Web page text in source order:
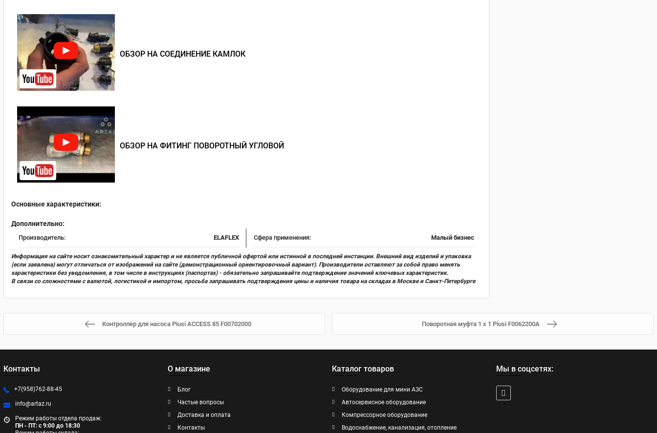
ОБЗОР НА СОЕДИНЕНИЕ КАМЛОК
ОБЗОР НА ФИТИНГ ПОВОРОТНЫЙ УГЛОВОЙ
Основные характеристики:
Дополнительно:
Производитель: ELAFLEX Сфера применения: Малый бизнес
Информация на сайте носит ознакомительный характер и не является публичной офертой или истинной в последней инстанции. Внешний вид изделий и упаковка
(если заявлена) могут отличаться от изображений на сайте (демонстрационный ориентировочный вариант). Производители оставляют за собой право менять
характеристики без уведомления, в том числе в инструкциях (паспортах) - обязательно запрашивайте подтверждение значений ключевых характеристик.
В связи со сложностями с валютой, логистикой и импортом, просьба запрашивать подтверждения цены и наличия товара на складах в Москве и Санкт-Петербурге
Контроллер для насоса Piusi ACCESS 85 F00702000 Поворотная муфта 1 х 1 Piusi F0062200A
Контакты
+7(958)762-88-45
info@artaz.ru
Режим работы отдела продаж:
ПН - ПТ: с 9:00 до 18:30
О магазине
Блог
Частые вопросы
Доставка и оплата
Контакты
Каталог товаров
Оборудование для мини АЗС
Автосервисное оборудование
Компрессорное оборудование
Водоснабжение, канализация, отопление
Мы в соцсетях: